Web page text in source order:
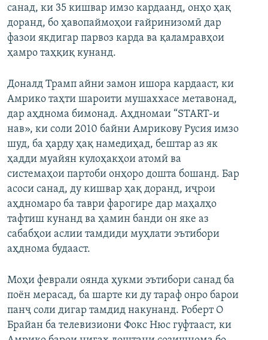
санад, ки 35 кишвар имзо кардаанд, онҳо ҳақ
доранд, бо ҳавопаймоҳои ғайринизомӣ дар
фазои якдигар парвоз карда ва қаламравҳои
ҳамро таҳқиқ кунанд.
Доналд Трамп айни замон ишора кардааст, ки
Амрико таҳти шароити мушаххасе метавонад,
дар аҳднома бимонад. Аҳдномаи “START-и
нав», ки соли 2010 байни Амрикову Русия имзо
шуд, ба ҳарду ҳақ намедиҳад, бештар аз як
ҳадди муайян кулоҳакҳои атомӣ ва
системаҳои партоби онҳоро дошта бошанд. Бар
асоси санад, ду кишвар ҳақ доранд, иҷрои
аҳдномаро ба таври фарогире дар маҳалҳо
тафтиш кунанд ва ҳамин банди он яке аз
сабабҳои аслии тамдиди муҳлати эътибори
аҳднома будааст.
Моҳи феврали оянда ҳукми эътибори санад ба
поён мерасад, ба шарте ки ду тараф онро барои
панҷ соли дигар тамдид накунанд. Роберт О
Брайан ба телевизиони Фокс Нюс гуфтааст, ки